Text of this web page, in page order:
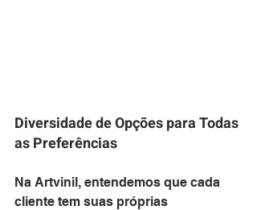
Diversidade de Opções para Todas
as Preferências
Na Artvinil, entendemos que cada
cliente tem suas próprias